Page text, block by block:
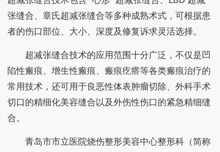
张缝合、章氏超减张缝合等多种成熟术式，可根据患
者的伤口部位、大小、深度及修复诉求灵活选择。
超减张缝合技术的应用范围十分广泛，不仅是凹
陷性瘢痕、增生性瘢痕、瘢痕疙瘩等各类瘢痕治疗的
常用技术，还可用于良恶性体表肿瘤切除、外科手术
切口的精细化美容缝合以及外伤性伤口的紧急精细缝
合。
青岛市市立医院烧伤整形美容中心整形科（简称